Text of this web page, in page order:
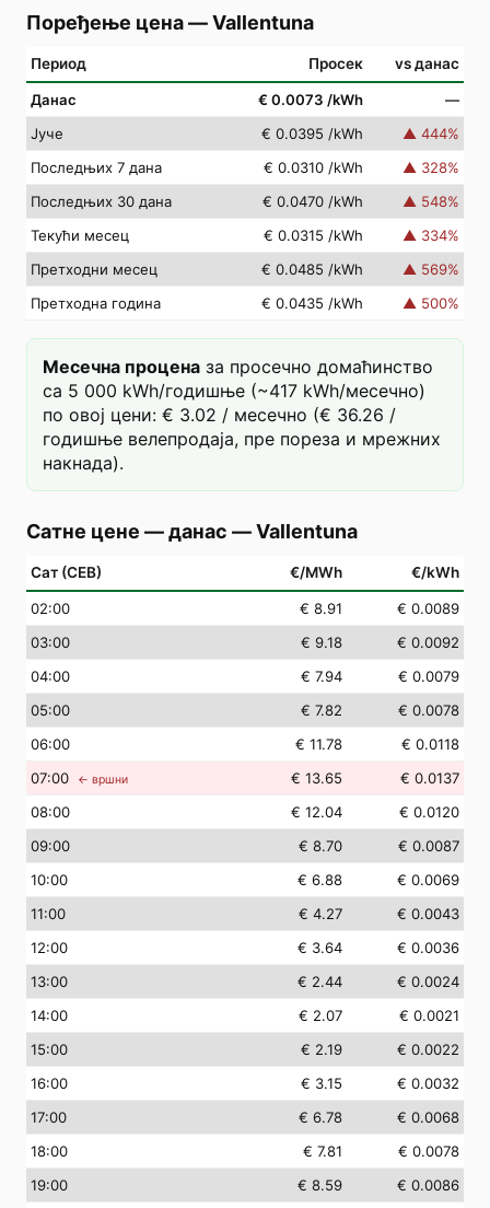
Поређење цена—Vallentuna
Период Просек vs данас
Данас € 0.0073 /kWh
—
Јуче
€ 0.0395 /kWh ▲ 444%
Последњих 7 дана
€ 0.0310 /kWh ▲ 328%
Последњих 30 дана
€ 0.0470 /kWh ▲ 548%
Текући месец
€ 0.0315 /kWh ▲ 334%
Претходни месец
€ 0.0485 /kWh ▲ 569%
Претходна година
€ 0.0435 /kWh ▲ 500%
Месечна процена за просечно домаћинство
са 5 000 kWh/годишње (~417 kWh/месечно)
по овој цени: € 3.02 / месечно (€ 36.26 /
годишње велепродаја, пре пореза и мрежних
накнада).
Сатне цене — данас —Vallentuna
Сат (СЕВ) €/MWh €/kWh
02:00 € 8.91
€ 0.0089
03:00 € 9.18
€ 0.0092
04:00 € 7.94
€ 0.0079
05:00 € 7.82
€ 0.0078
06:00 € 11.78
€ 0.0118
07:00 ← вршни € 13.65
€ 0.0137
08:00 € 12.04
€ 0.0120
09:00 € 8.70
€ 0.0087
10:00 € 6.88
€ 0.0069
11:00 € 4.27
€ 0.0043
12:00 € 3.64
€ 0.0036
13:00 € 2.44
€ 0.0024
14:00 € 2.07
€ 0.0021
15:00 € 2.19
€ 0.0022
16:00 € 3.15
€ 0.0032
17:00 € 6.78
€ 0.0068
18:00 € 7.81
€ 0.0078
19:00 € 8.59
€ 0.0086